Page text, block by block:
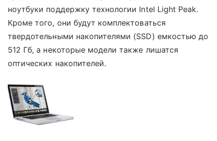
ноутбуки поддержку технологии Intel Light Peak.
Кроме того, они будут комплектоваться
твердотельными накопителями (SSD) емкостью до
512 Гб, а некоторые модели также лишатся
оптических накопителей.